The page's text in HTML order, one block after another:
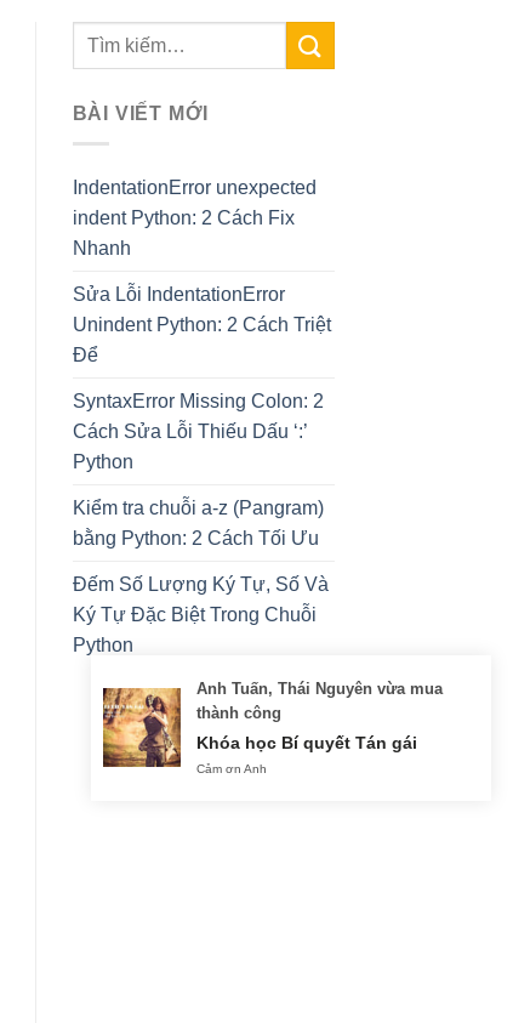
BÀI VIẾT MỚI
IndentationError unexpected
indent Python: 2 Cách Fix
Nhanh
Sửa Lỗi IndentationError
Unindent Python: 2 Cách Triệt
Để
SyntaxError Missing Colon: 2
Cách Sửa Lỗi Thiếu Dấu ‘:’
Python
Kiểm tra chuỗi a-z (Pangram)
bằng Python: 2 Cách Tối Ưu
Đếm Số Lượng Ký Tự, Số Và
Ký Tự Đặc Biệt Trong Chuỗi
Python
Anh Tuấn, Thái Nguyên vừa mua
thành công
Khóa học Bí quyết Tán gái
Cảm ơn Anh